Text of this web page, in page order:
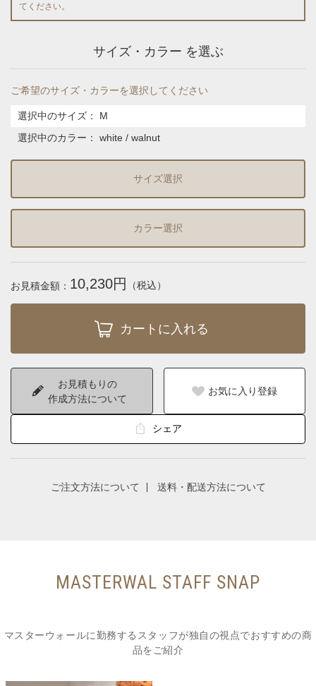
てください。
サイズ・カラー を選ぶ
ご希望のサイズ・カラーを選択してください
選択中のサイズ：
M
選択中のカラー：
white / walnut
サイズ選択
カラー選択
お見積金額： 10,230円 （税込）
お見積もりの
作成方法について
お気に入り登録
シェア
ご注文方法について 送料・配送方法について
MASTERWAL STAFF SNAP
マスターウォールに勤務するスタッフが独自の視点でおすすめの商
品をご紹介